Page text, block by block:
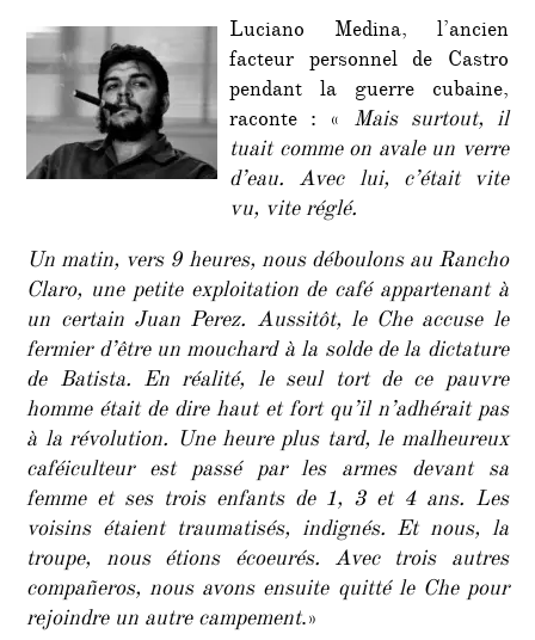
Luciano Medina, l’ancien
facteur personnel de Castro
pendant la guerre cubaine,
raconte : « Mais surtout, il
tuait comme on avale un verre
d’eau. Avec lui, c’était vite
vu, vite réglé.
Un matin, vers 9 heures, nous déboulons au Rancho
Claro, une petite exploitation de café appartenant à
un certain Juan Perez. Aussitôt, le Che accuse le
fermier d’être un mouchard à la solde de la dictature
de Batista. En réalité, le seul tort de ce pauvre
homme était de dire haut et fort qu’il n’adhérait pas
à la révolution. Une heure plus tard, le malheureux
caféiculteur est passé par les armes devant sa
femme et ses trois enfants de 1, 3 et 4 ans. Les
voisins étaient traumatisés, indignés. Et nous, la
troupe, nous étions écoeurés. Avec trois autres
compañeros, nous avons ensuite quitté le Che pour
rejoindre un autre campement.»